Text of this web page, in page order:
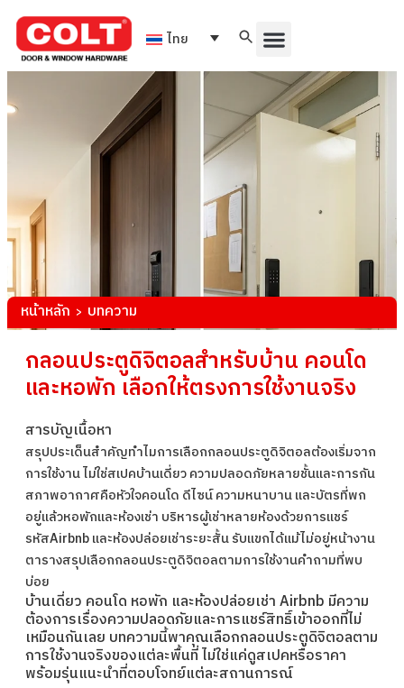
ไทย
หน้าหลัก > บทความ
กลอนประตูดิจิตอลสำหรับบ้าน คอนโด
และหอพัก เลือกให้ตรงการใช้งานจริง
สารบัญเนื้อหา
สรุปประเด็นสำคัญทำไมการเลือกกลอนประตูดิจิตอลต้องเริ่มจาก
การใช้งาน ไม่ใช่สเปคบ้านเดี่ยว ความปลอดภัยหลายชั้นและการกัน
สภาพอากาศคือหัวใจคอนโด ดีไซน์ ความหนาบาน และบัตรที่พก
อยู่แล้วหอพักและห้องเช่า บริหารผู้เช่าหลายห้องด้วยการแชร์
รหัสAirbnb และห้องปล่อยเช่าระยะสั้น รับแขกได้แม้ไม่อยู่หน้างาน
ตารางสรุปเลือกกลอนประตูดิจิตอลตามการใช้งานคำถามที่พบ
บ่อย
บ้านเดี่ยว คอนโด หอพัก และห้องปล่อยเช่า Airbnb มีความ
ต้องการเรื่องความปลอดภัยและการแชร์สิทธิ์เข้าออกที่ไม่
เหมือนกันเลย บทความนี้พาคุณเลือกกลอนประตูดิจิตอลตาม
การใช้งานจริงของแต่ละพื้นที่ ไม่ใช่แค่ดูสเปคหรือราคา
พร้อมรุ่นแนะนำที่ตอบโจทย์แต่ละสถานการณ์